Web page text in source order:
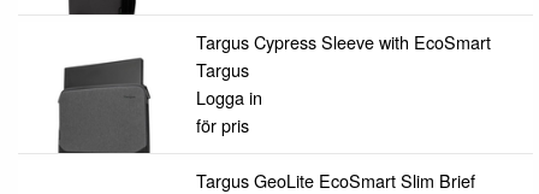
Targus Cypress Sleeve with EcoSmart
Targus
Logga in
för pris
Targus GeoLite EcoSmart Slim Brief